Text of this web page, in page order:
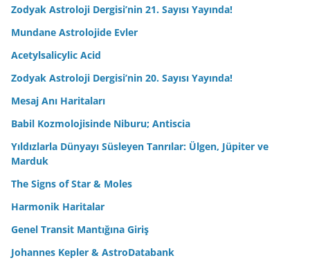
Zodyak Astroloji Dergisi’nin 21. Sayısı Yayında!
Mundane Astrolojide Evler
Acetylsalicylic Acid
Zodyak Astroloji Dergisi’nin 20. Sayısı Yayında!
Mesaj Anı Haritaları
Babil Kozmolojisinde Niburu; Antiscia
Yıldızlarla Dünyayı Süsleyen Tanrılar: Ülgen, Jüpiter ve
Marduk
The Signs of Star & Moles
Harmonik Haritalar
Genel Transit Mantığına Giriş
Johannes Kepler & AstroDatabank